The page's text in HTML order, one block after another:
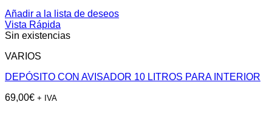
Añadir a la lista de deseos
Vista Rápida
Sin existencias
VARIOS
DEPÓSITO CON AVISADOR 10 LITROS PARA INTERIOR
69,00€ + IVA